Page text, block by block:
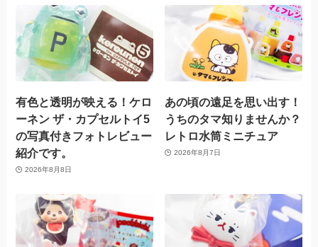
有色と透明が映える！ケロ
ーネン ザ・カプセルトイ5
の写真付きフォトレビュー
紹介です。
2026年8月8日
あの頃の遠足を思い出す！
うちのタマ知りませんか？
レトロ水筒ミニチュア
2026年8月7日